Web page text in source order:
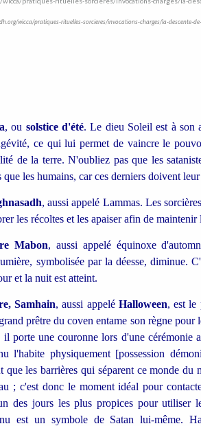
wicca/pratiques-rituelles-sorcieres/invocations-charges/la-descente-
, ou solstice d'été. Le dieu Soleil est à son
ce qui lui permet de vaincre le
de la terre. N'oubliez pas que les
que les humains, car ces derniers doivent
, aussi appelé Lammas. Les
les récoltes et les apaiser afin de
Mabon, aussi appelé équinoxe
symbolisée par la déesse, diminue.
et la nuit est atteint.
Samhain, aussi appelé Halloween, est le
prêtre du coven entame son règne
il porte une couronne lors d'une cérémonie
l'habite physiquement [possession
que les barrières qui séparent ce monde du
; c'est donc le moment idéal pour
des jours les plus propices pour utiliser
est un symbole de Satan lui-même.